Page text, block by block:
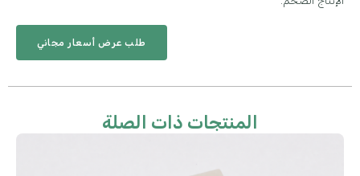
طلب عرض أسعار مجاني
المنتجات ذات الصلة